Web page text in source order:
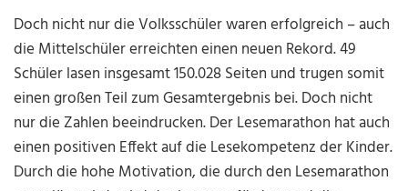
Doch nicht nur die Volksschüler waren erfolgreich – auch
die Mittelschüler erreichten einen neuen Rekord. 49
Schüler lasen insgesamt 150.028 Seiten und trugen somit
einen großen Teil zum Gesamtergebnis bei. Doch nicht
nur die Zahlen beeindrucken. Der Lesemarathon hat auch
einen positiven Effekt auf die Lesekompetenz der Kinder.
Durch die hohe Motivation, die durch den Lesemarathon